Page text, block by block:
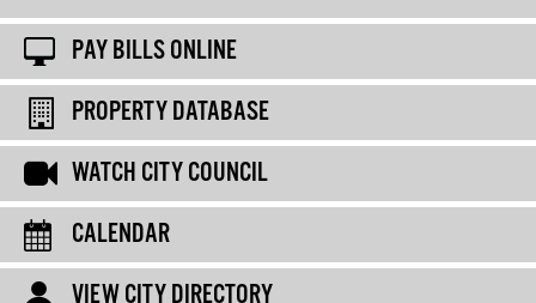
PAY BILLS ONLINE
PROPERTY DATABASE
WATCH CITY COUNCIL
CALENDAR
VIEW CITY DIRECTORY